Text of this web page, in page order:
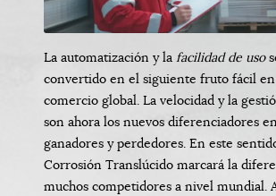
La automatización y la facilidad de uso
convertido en el siguiente fruto fácil
comercio global. La velocidad y la
son ahora los nuevos diferenciadores
ganadores y perdedores. En este
Corrosión Translúcido marcará la
muchos competidores a nivel mundial.